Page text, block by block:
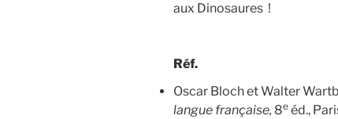
aux Dinosaures !
Réf.
Oscar Bloch et Walter
langue française, 8e éd.,